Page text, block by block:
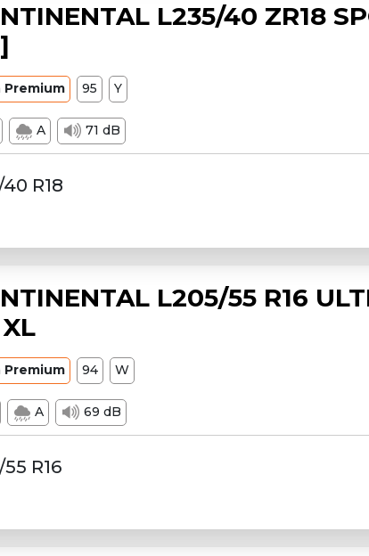
L235/40 ZR18
Premium 95 Y
A 71 dB
R18
L205/55 R16
Premium 94 W
A 69 dB
R16